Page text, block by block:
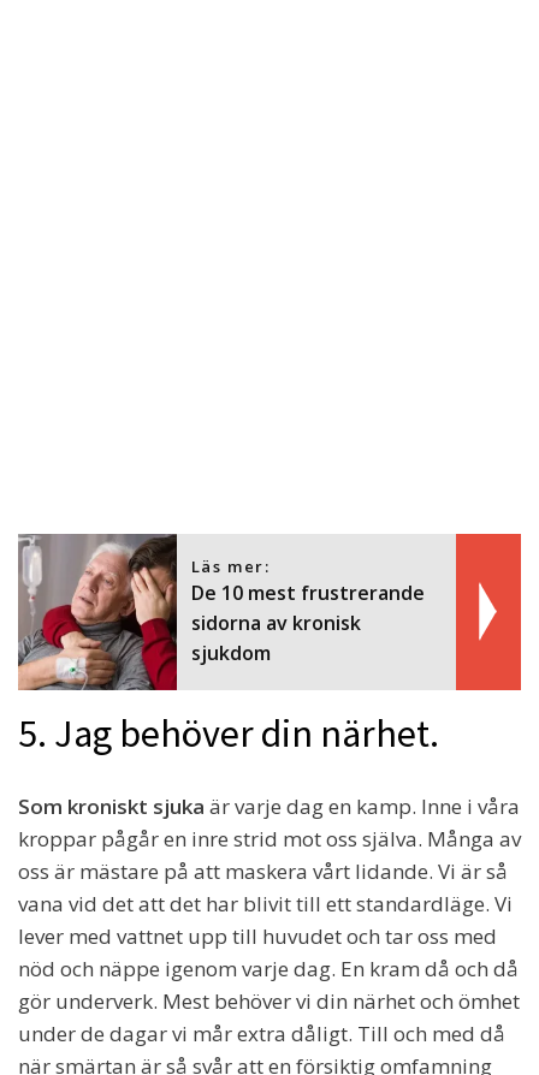
Läs mer:
De 10 mest frustrerande
sidorna av kronisk
sjukdom
5. Jag behöver din närhet.
Som kroniskt sjuka är varje dag en kamp. Inne i våra
kroppar pågår en inre strid mot oss själva. Många av
oss är mästare på att maskera vårt lidande. Vi är så
vana vid det att det har blivit till ett standardläge. Vi
lever med vattnet upp till huvudet och tar oss med
nöd och näppe igenom varje dag. En kram då och då
gör underverk. Mest behöver vi din närhet och ömhet
under de dagar vi mår extra dåligt. Till och med då
när smärtan är så svår att en försiktig omfamning